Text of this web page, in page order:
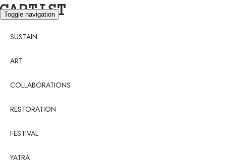
CARTIST
Toggle navigation
SUSTAIN
ART
COLLABORATIONS
RESTORATION
FESTIVAL
YATRA